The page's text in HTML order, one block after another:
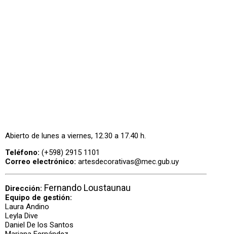
Abierto de lunes a viernes, 12.30 a 17.40 h.
Teléfono: (+598) 2915 1101
Correo electrónico: artesdecorativas@mec.gub.uy
Dirección: Fernando Loustaunau
Equipo de gestión:
Laura Andino
Leyla Dive
Daniel De los Santos